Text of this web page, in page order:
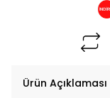
Ürün Açıklaması